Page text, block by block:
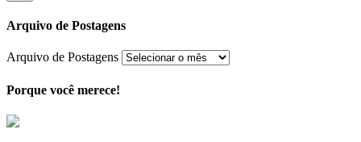
Arquivo de Postagens
Arquivo de Postagens
Porque você merece!